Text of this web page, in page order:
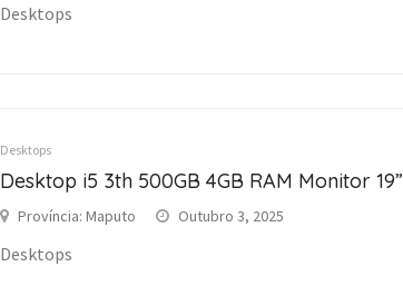
Desktops
Desktops
Desktop i5 3th 500GB 4GB RAM Monitor 19”
Província: Maputo Outubro 3, 2025
Desktops